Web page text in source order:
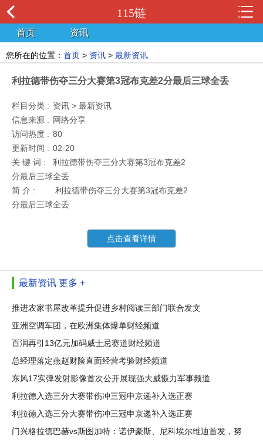
115链
首页 资讯
您所在的位置： 首页 > 资讯 > 最新资讯
利拉德带伤夺三分大赛第3冠布克差2分最后三球全丢
栏目分类 : 资讯 > 最新资讯
信息来源 : 网络分享
访问热度 : 80
更新时间 : 02-20
关 键 词 :
利拉德带伤夺三分大赛第3冠布克差2
分最后三球全丢
简 介 :
利拉德带伤夺三分大赛第3冠布克差2
分最后三球全丢
点击查看详情
最新资讯 更多 +
推进农家书屋改革提升促进乡村阅读三部门联合发文
亚洲空调军团，在欧洲集体爆单财经频道
百润再引13亿元加码威士忌赛道财经频道
总经理落定燕赵财险直面经营考验财经频道
东风17实弹发射影像首次公开展现强大威慑力军事频道
利拉德入选三分大赛带伤冲三冠申京递补入选正赛
利拉德入选三分大赛带伤冲三冠申京递补入选正赛
门兴格拉德巴赫vs斯图加特：诺伊豪斯、尼科埃尔维迪首发，努